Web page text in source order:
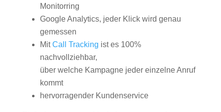
Monitorring
Google Analytics, jeder Klick wird genau
gemessen
MitCall Tracking ist es 100%
nachvollziehbar,
über welche Kampagne jeder einzelne Anruf
kommt
hervorragender Kundenservice